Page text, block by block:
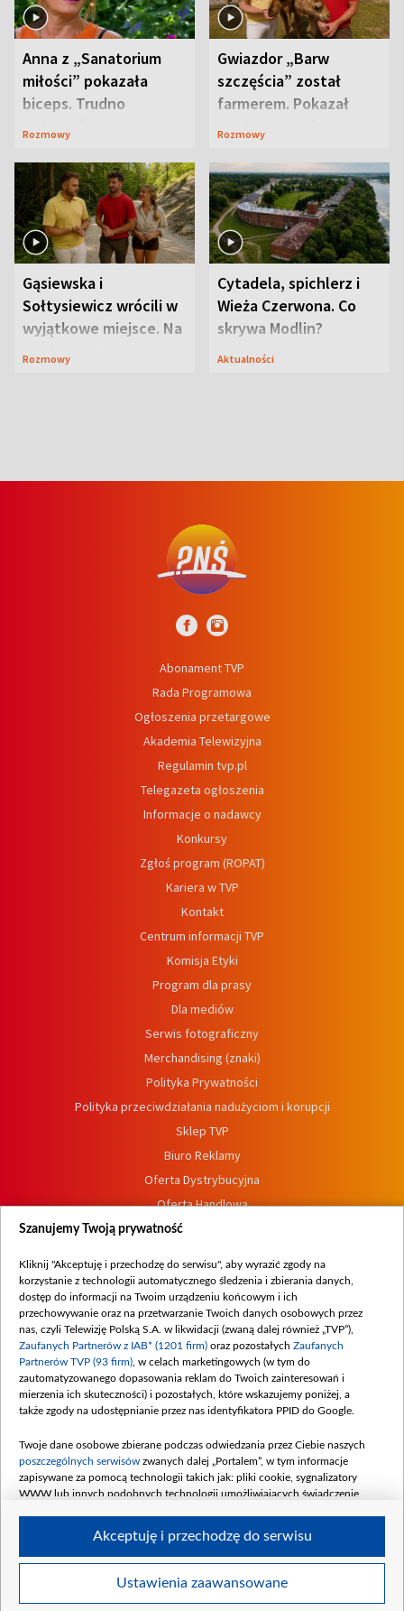
Anna z „Sanatorium
miłości” pokazała
biceps. Trudno
uwierzyć, co przeszła
Rozmowy
Gwiazdor „Barw
szczęścia” został
farmerem. Pokazał
swoje niezwykłe
Rozmowy
Gąsiewska i
Sołtysiewicz wrócili w
wyjątkowe miejsce. Na
szlaku czekał
Rozmowy
Cytadela, spichlerz i
Wieża Czerwona. Co
skrywa Modlin?
Aktualności
Abonament TVP
Rada Programowa
Ogłoszenia przetargowe
Akademia Telewizyjna
Regulamin tvp.pl
Telegazeta ogłoszenia
Informacje o nadawcy
Konkursy
Zgłoś program (ROPAT)
Kariera w TVP
Kontakt
Centrum informacji TVP
Komisja Etyki
Program dla prasy
Dla mediów
Serwis fotograficzny
Merchandising (znaki)
Polityka Prywatności
Polityka przeciwdziałania nadużyciom i korupcji
Sklep TVP
Biuro Reklamy
Oferta Dystrybucyjna
Oferta Handlowa
Dostępność
Procedura zgłoszeń wewnętrznych
Szanujemy Twoją prywatność
Kliknij "Akceptuję i przechodzę do serwisu", aby wyrazić zgody na
korzystanie z technologii automatycznego śledzenia i zbierania danych,
dostęp do informacji na Twoim urządzeniu końcowym i ich
przechowywanie oraz na przetwarzanie Twoich danych osobowych przez
nas, czyli Telewizję Polską S.A. w likwidacji (zwaną dalej również „TVP”),
Zaufanych Partnerów z IAB* (1201 firm) oraz pozostałych Zaufanych
Partnerów TVP (93 firm) , w celach marketingowych (w tym do
zautomatyzowanego dopasowania reklam do Twoich zainteresowań i
mierzenia ich skuteczności) i pozostałych, które wskazujemy poniżej, a
także zgody na udostępnianie przez nas identyfikatora PPID do Google.
Twoje dane osobowe zbierane podczas odwiedzania przez Ciebie naszych
poszczególnych serwisów zwanych dalej „Portalem”, w tym informacje
zapisywane za pomocą technologii takich jak: pliki cookie, sygnalizatory
WWW lub innych podobnych technologii umożliwiających świadczenie
Twoje dane osobowe zbierane podczas odwiedzania przez Ciebie
Ustawienia zaawansowane
Akceptuję i przechodzę do serwisu